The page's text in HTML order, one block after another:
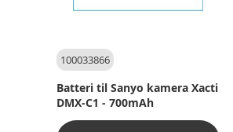
100033866
Batteri til Sanyo kamera Xacti
DMX-C1 - 700mAh